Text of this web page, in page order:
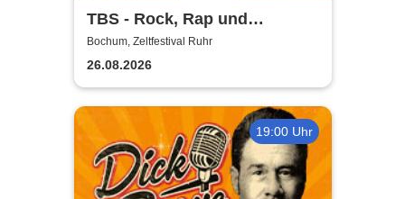
TBS - Rock, Rap und
Zaubershow Tour 2026
Bochum, Zeltfestival Ruhr
26.08.2026
19:00 Uhr